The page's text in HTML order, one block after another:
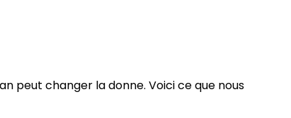
peut changer la donne. Voici ce que nous